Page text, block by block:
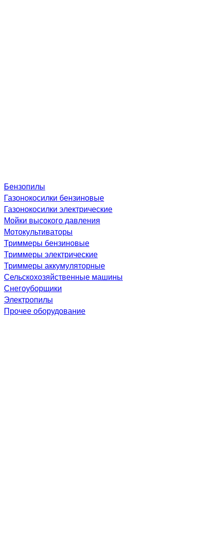
Бензопилы
Газонокосилки бензиновые
Газонокосилки электрические
Мойки высокого давления
Мотокультиваторы
Триммеры бензиновые
Триммеры электрические
Триммеры аккумуляторные
Сельскохозяйственные машины
Снегоуборщики
Электропилы
Прочее оборудование